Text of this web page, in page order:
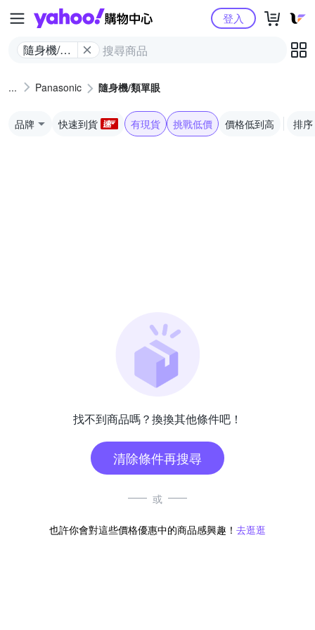
Yahoo購物中心
隨身機/類
登入
Panasonic 隨身機/類單眼
品牌 快速到貨 有現貨 挑戰低價 價格低到高 排序
找不到商品嗎？換換其他條件吧！
清除條件再搜尋
或
也許你會對這些價格優惠中的商品感興趣！ 去逛逛